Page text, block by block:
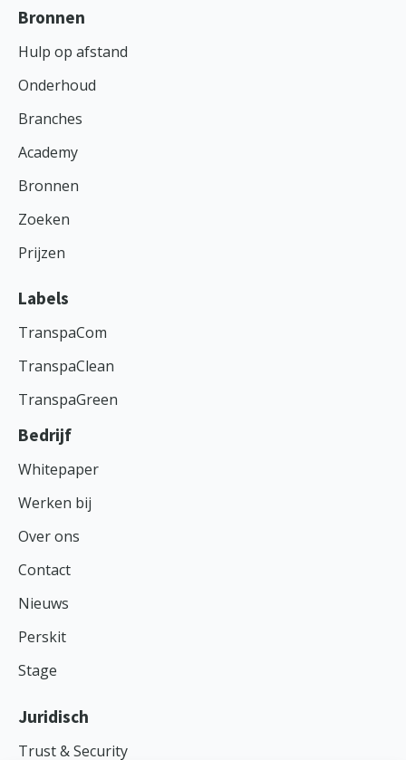
Bronnen
Hulp op afstand
Onderhoud
Branches
Academy
Bronnen
Zoeken
Prijzen
Labels
TranspaCom
TranspaClean
TranspaGreen
Bedrijf
Whitepaper
Werken bij
Over ons
Contact
Nieuws
Perskit
Stage
Juridisch
Trust & Security